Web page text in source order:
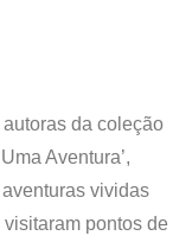
da coleção
Aventura’,
vividas
pontos de